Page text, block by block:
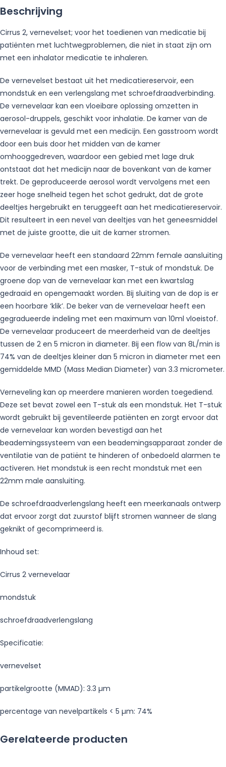
Beschrijving
Cirrus 2, vernevelset; voor het toedienen van medicatie bij
patiënten met luchtwegproblemen, die niet in staat zijn om
met een inhalator medicatie te inhaleren.
De vernevelset bestaat uit het medicatiereservoir, een
mondstuk en een verlengslang met schroefdraadverbinding.
De vernevelaar kan een vloeibare oplossing omzetten in
aerosol-druppels, geschikt voor inhalatie. De kamer van de
vernevelaar is gevuld met een medicijn. Een gasstroom wordt
door een buis door het midden van de kamer
omhooggedreven, waardoor een gebied met lage druk
ontstaat dat het medicijn naar de bovenkant van de kamer
trekt. De geproduceerde aerosol wordt vervolgens met een
zeer hoge snelheid tegen het schot gedrukt, dat de grote
deeltjes hergebruikt en teruggeeft aan het medicatiereservoir.
Dit resulteert in een nevel van deeltjes van het geneesmiddel
met de juiste grootte, die uit de kamer stromen.
De vernevelaar heeft een standaard 22mm female aansluiting
voor de verbinding met een masker, T-stuk of mondstuk. De
groene dop van de vernevelaar kan met een kwartslag
gedraaid en opengemaakt worden. Bij sluiting van de dop is er
een hoorbare ‘klik’. De beker van de vernevelaar heeft een
gegradueerde indeling met een maximum van 10ml vloeistof.
De vernevelaar produceert de meerderheid van de deeltjes
tussen de 2 en 5 micron in diameter. Bij een flow van 8L/min is
74% van de deeltjes kleiner dan 5 micron in diameter met een
gemiddelde MMD (Mass Median Diameter) van 3.3 micrometer.
Verneveling kan op meerdere manieren worden toegediend.
Deze set bevat zowel een T-stuk als een mondstuk. Het T-stuk
wordt gebruikt bij geventileerde patiënten en zorgt ervoor dat
de vernevelaar kan worden bevestigd aan het
beademingssysteem van een beademingsapparaat zonder de
ventilatie van de patiënt te hinderen of onbedoeld alarmen te
activeren. Het mondstuk is een recht mondstuk met een
22mm male aansluiting.
De schroefdraadverlengslang heeft een meerkanaals ontwerp
dat ervoor zorgt dat zuurstof blijft stromen wanneer de slang
geknikt of gecomprimeerd is.
Inhoud set:
Cirrus 2 vernevelaar
mondstuk
schroefdraadverlengslang
Specificatie:
vernevelset
partikelgrootte (MMAD): 3.3 µm
percentage van nevelpartikels < 5 µm: 74%
Gerelateerde producten